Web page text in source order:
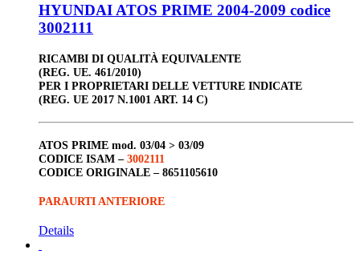
HYUNDAI ATOS PRIME 2004-2009 codice
3002111
RICAMBI DI QUALITÀ EQUIVALENTE
(REG. UE. 461/2010)
PER I PROPRIETARI DELLE VETTURE INDICATE
(REG. UE 2017 N.1001 ART. 14 C)
ATOS PRIME mod. 03/04 > 03/09
CODICE ISAM – 3002111
CODICE ORIGINALE – 8651105610
PARAURTI ANTERIORE
Details